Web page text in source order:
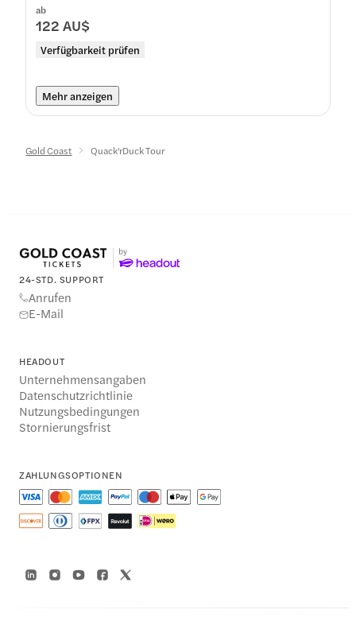
ab
122 AU$
Verfügbarkeit prüfen
Mehr anzeigen
Gold Coast Quack'rDuck Tour
24-STD. SUPPORT
Anrufen
E-Mail
HEADOUT
Unternehmensangaben
Datenschutzrichtlinie
Nutzungsbedingungen
Stornierungsfrist
ZAHLUNGSOPTIONEN